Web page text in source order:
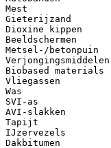
Mest
Gieterijzand
Dioxine kippen
Beeldschermen
Metsel-/betonpuin
Verjongingsmiddelen
Biobased materials
Vliegassen
Was
SVI-as
AVI-slakken
Tapijt
IJzervezels
Dakbitumen